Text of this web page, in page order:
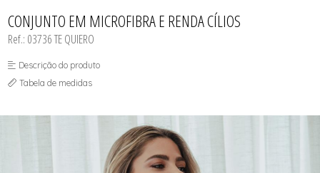
CONJUNTO
CONJUNTO BIQUÍNI
MAIÔ
ROBE
TOP
CONJUNTO EM MICROFIBRA E RENDA CÍLIOS
Ref.: 03736 TE QUIERO
Descrição do produto
Tabela de medidas